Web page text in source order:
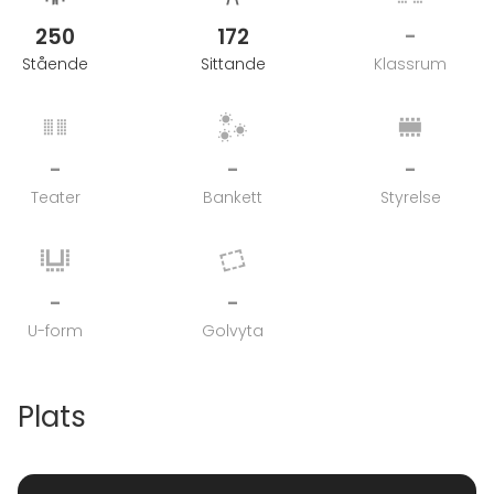
250
Stående
172
Sittande
-
Klassrum
-
Teater
-
Bankett
-
Styrelse
-
U-form
-
Golvyta
Plats